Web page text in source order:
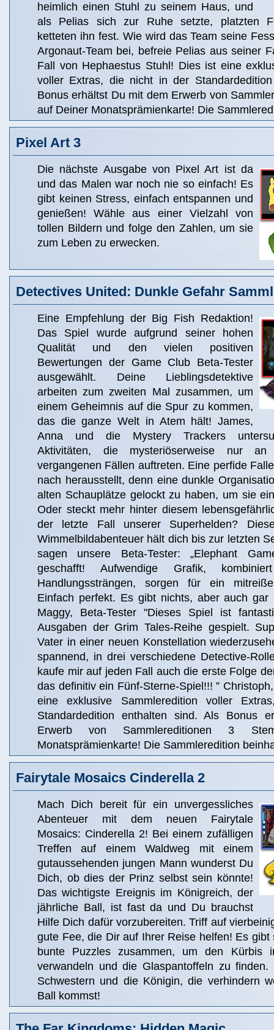
heimlich einen Stuhl zu seinem Haus, und
als Pelias sich zur Ruhe setzte, platzten
ketteten ihn fest. Wie wird das Team seine
Argonaut-Team bei, befreie Pelias aus seiner
Fall von Hephaestus Stuhl! Dies ist eine
voller Extras, die nicht in der
Bonus erhältst Du mit dem Erwerb von
auf Deiner Monatsprämienkarte! Die
Pixel Art 3
Die nächste Ausgabe von Pixel Art ist da
und das Malen war noch nie so einfach! Es
gibt keinen Stress, einfach entspannen und
genießen! Wähle aus einer Vielzahl von
tollen Bildern und folge den Zahlen, um sie
zum Leben zu erwecken.
Detectives United: Dunkle Gefahr
Eine Empfehlung der Big Fish Redaktion!
Das Spiel wurde aufgrund seiner hohen
Qualität und den vielen positiven
Bewertungen der Game Club Beta-Tester
ausgewählt. Deine Lieblingsdetektive
arbeiten zum zweiten Mal zusammen, um
einem Geheimnis auf die Spur zu kommen,
das die ganze Welt in Atem hält! James,
Anna und die Mystery Trackers
Aktivitäten, die mysteriöserweise nur
vergangenen Fällen auftreten. Eine perfide
nach herausstellt, denn eine dunkle
alten Schauplätze gelockt zu haben, um sie
Oder steckt mehr hinter diesem
der letzte Fall unserer Superhelden?
Wimmelbildabenteuer hält dich bis zur letzten
sagen unsere Beta-Tester: „Elephant
geschafft! Aufwendige Grafik,
Handlungssträngen, sorgen für ein
Einfach perfekt. Es gibt nichts, aber auch gar
Maggy, Beta-Tester "Dieses Spiel ist
Ausgaben der Grim Tales-Reihe gespielt.
Vater in einer neuen Konstellation
spannend, in drei verschiedene Detective-
kaufe mir auf jeden Fall auch die erste Folge
das definitiv ein Fünf-Sterne-Spiel!!! ”
eine exklusive Sammleredition voller
Standardedition enthalten sind. Als Bonus
Erwerb von Sammlereditionen 3
Monatsprämienkarte! Die Sammleredition
Fairytale Mosaics Cinderella 2
Mach Dich bereit für ein unvergessliches
Abenteuer mit dem neuen Fairytale
Mosaics: Cinderella 2! Bei einem zufälligen
Treffen auf einem Waldweg mit einem
gutaussehenden jungen Mann wunderst Du
Dich, ob dies der Prinz selbst sein könnte!
Das wichtigste Ereignis im Königreich, der
jährliche Ball, ist fast da und Du brauchst
Hilfe Dich dafür vorzubereiten. Triff auf
gute Fee, die Dir auf Ihrer Reise helfen! Es
bunte Puzzles zusammen, um den Kürbis
verwandeln und die Glaspantoffeln zu
Schwestern und die Königin, die verhindern
Ball kommst!